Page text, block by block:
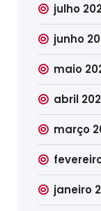
julho
junho
maio
abril
março
janeiro